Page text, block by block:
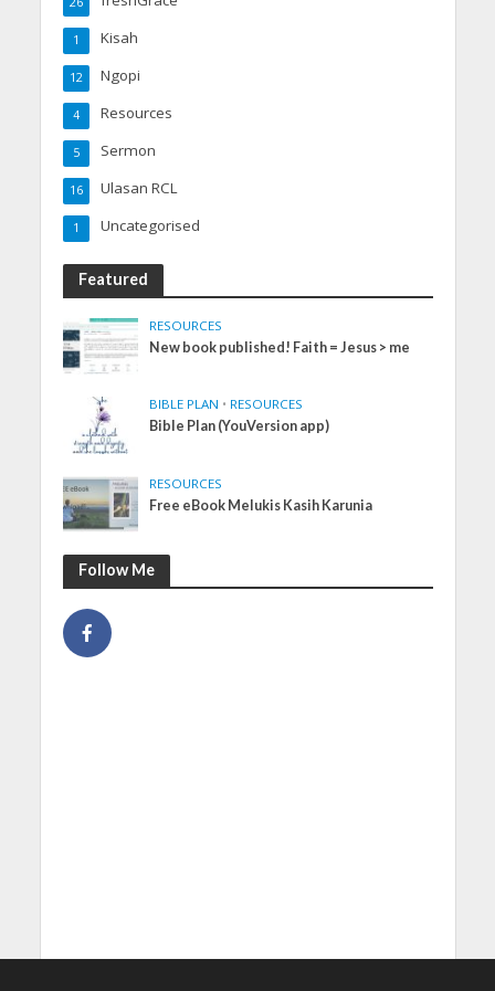
Kisah
1
Ngopi
12
Resources
4
Sermon
5
Ulasan RCL
16
Uncategorised
1
Featured
RESOURCES
New book published! Faith = Jesus > me
BIBLE PLAN • RESOURCES
Bible Plan (YouVersion app)
RESOURCES
Free eBook Melukis Kasih Karunia
Follow Me